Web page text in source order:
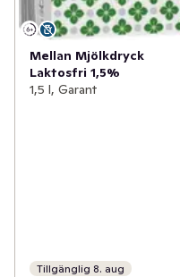
Mellan Mjölkdryck
Laktosfri 1,5%
1,5 l, Garant
Tillgänglig 8. aug